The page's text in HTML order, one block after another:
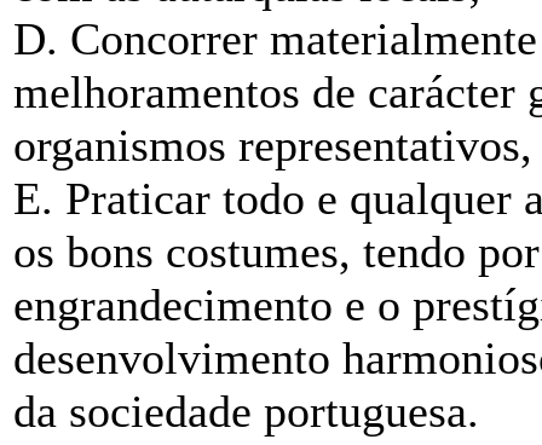
D. Concorrer
melhoramentos de carácter
organismos
E. Praticar todo e qualquer
os bons costumes, tendo
engrandecimento e o
desenvolvimento
da sociedade portuguesa.